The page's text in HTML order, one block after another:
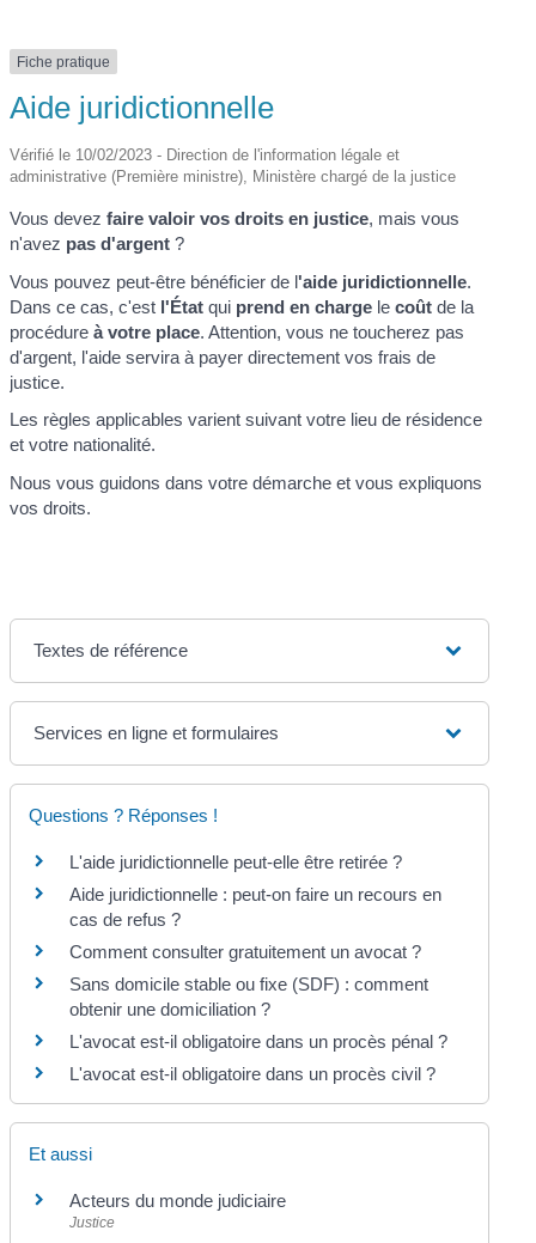
Fiche pratique
Aide juridictionnelle
Vérifié le 10/02/2023 - Direction de l'information légale et
administrative (Première ministre), Ministère chargé de la justice
Vous devezfaire valoir vos droits en justice, mais vous
n'avez pas d'argent ?
Vous pouvez peut-être bénéficier de l'aide juridictionnelle.
Dans ce cas, c'est l'Étatqui prend en charge lecoût de la
procédureà votre place. Attention, vous ne toucherez pas
d'argent, l'aide servira à payer directement vos frais de
justice.
Les règles applicables varient suivant votre lieu de résidence
et votre nationalité.
Nous vous guidons dans votre démarche et vous expliquons
vos droits.
Textes de référence
Services en ligne et formulaires
Questions ? Réponses !
L'aide juridictionnelle peut-elle être retirée ?
Aide juridictionnelle : peut-on faire un recours en
cas de refus ?
Comment consulter gratuitement un avocat ?
Sans domicile stable ou fixe (SDF) : comment
obtenir une domiciliation ?
L'avocat est-il obligatoire dans un procès pénal ?
L'avocat est-il obligatoire dans un procès civil ?
Et aussi
Acteurs du monde judiciaire
Justice